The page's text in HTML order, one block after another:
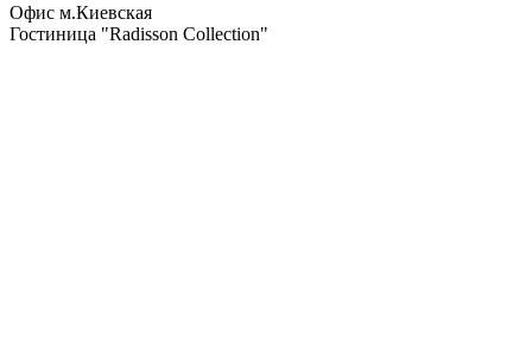
Офис м.Киевская
Гостиница "Radisson Collection"